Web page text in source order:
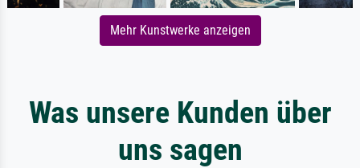
Mehr Kunstwerke anzeigen
Was unsere Kunden über
uns sagen